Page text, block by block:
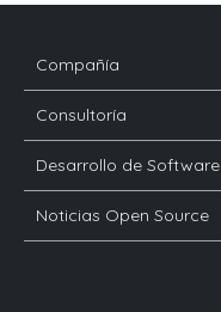
Compañía
Consultoría
Desarrollo de Software
Noticias Open Source